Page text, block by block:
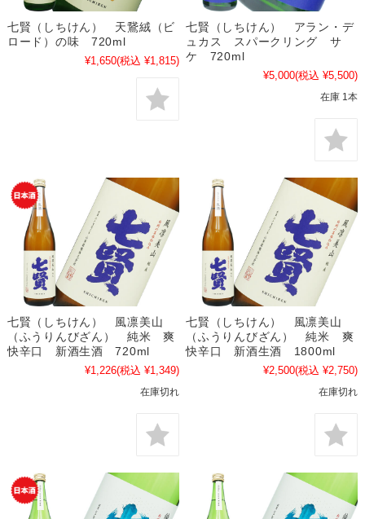
七賢（しちけん） 天鵞絨（ビ
ロード）の味 720ml
¥1,650(税込 ¥1,815)
七賢（しちけん） アラン・デ
ュカス スパークリング サ
ケ 720ml
¥5,000(税込 ¥5,500)
在庫 1本
七賢（しちけん） 風凛美山
（ふうりんびざん） 純米 爽
快辛口 新酒生酒 720ml
¥1,226(税込 ¥1,349)
在庫切れ
七賢（しちけん） 風凛美山
（ふうりんびざん） 純米 爽
快辛口 新酒生酒 1800ml
¥2,500(税込 ¥2,750)
在庫切れ